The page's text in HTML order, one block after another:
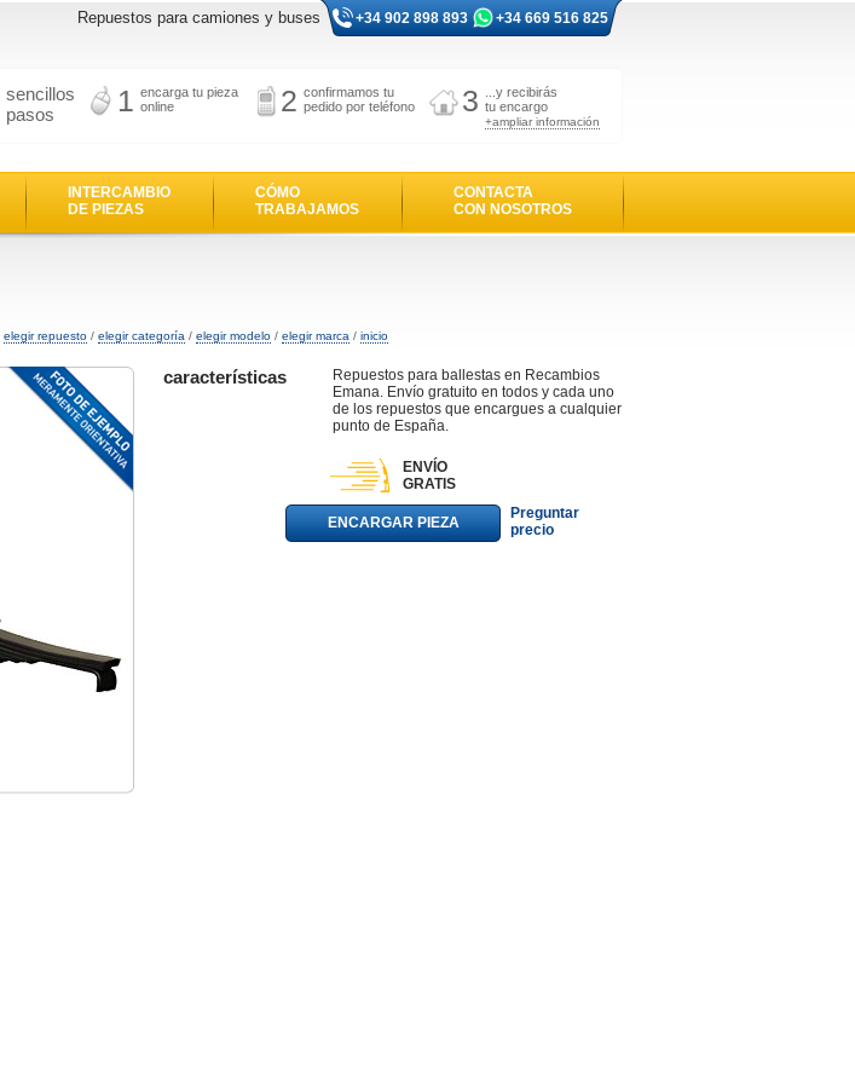
Repuestos para camiones y buses +34 902 898 893 +34 669 516 825
sencillos
pasos
1 encarga tu pieza
online
2 confirmamos tu
pedido por teléfono
3
...y recibirás
tu encargo
+ampliar información
INTERCAMBIO
DE PIEZAS
CÓMO
TRABAJAMOS
CONTACTA
CON NOSOTROS
elegir repuesto / elegir categoría / elegir modelo / elegir marca / inicio
características
Repuestos para ballestas en Recambios
Emana. Envío gratuito en todos y cada uno
de los repuestos que encargues a cualquier
punto de España.
ENVÍO
GRATIS
ENCARGAR PIEZA
Preguntar
precio